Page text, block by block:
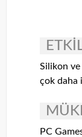
Silikon
çok daha
PC